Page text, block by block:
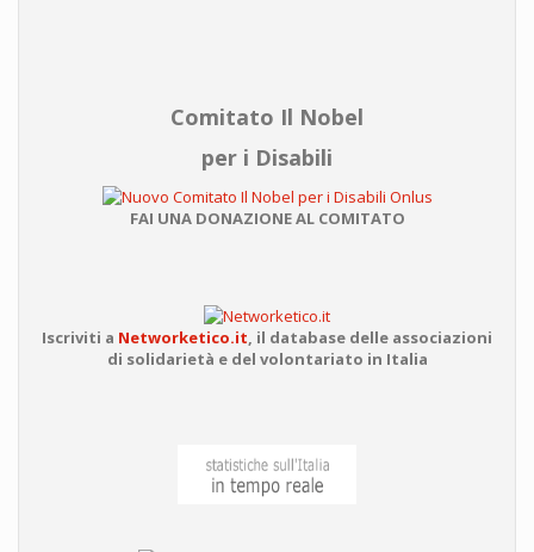
Comitato Il Nobel
per i Disabili
FAI UNA DONAZIONE AL COMITATO
Iscriviti a Networketico.it, il database delle associazioni
di solidarietà e del volontariato in Italia